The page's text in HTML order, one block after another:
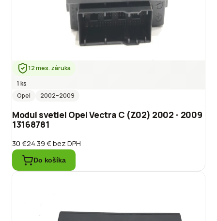
12 mes. záruka
1 ks
Opel
2002–2009
Modul svetiel Opel Vectra C (Z02) 2002 - 2009
13168781
30 €24.39 €bez DPH
Do košíka